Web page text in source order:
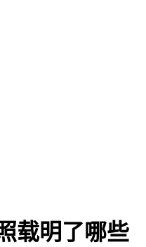
载明了哪些